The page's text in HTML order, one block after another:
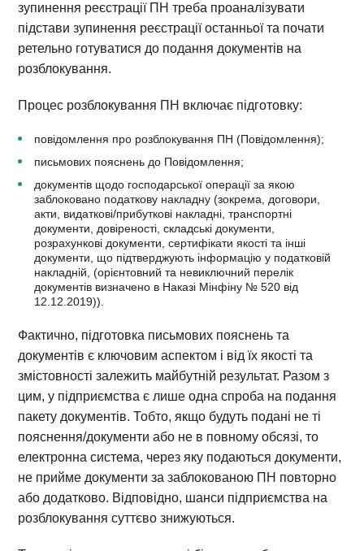
зупинення реєстрації ПН треба проаналізувати
підстави зупинення реєстрації останньої та почати
ретельно готуватися до подання документів на
розблокування.
Процес розблокування ПН включає підготовку:
повідомлення про розблокування ПН (Повідомлення);
письмових пояснень до Повідомлення;
документів щодо господарської операції за якою
заблоковано податкову накладну (зокрема, договори,
акти, видаткові/прибуткові накладні, транспортні
документи, довіреності, складські документи,
розрахункові документи, сертифікати якості та інші
документи, що підтверджують інформацію у податковій
накладній, (орієнтовний та невиключний перелік
документів визначено в Наказі Мінфіну № 520 від
12.12.2019)).
Фактично, підготовка письмових пояснень та
документів є ключовим аспектом і від їх якості та
змістовності залежить майбутній результат. Разом з
цим, у підприємства є лише одна спроба на подання
пакету документів. Тобто, якщо будуть подані не ті
пояснення/документи або не в повному обсязі, то
електронна система, через яку подаються документи,
не прийме документи за заблокованою ПН повторно
або додатково. Відповідно, шанси підприємства на
розблокування суттєво знижуються.